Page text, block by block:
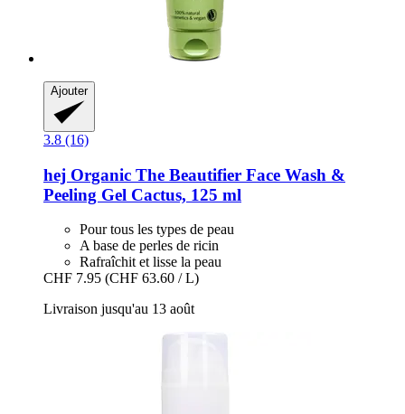
Ajouter
3.8 (16)
hej Organic The Beautifier Face Wash &
Peeling Gel Cactus, 125 ml
Pour tous les types de peau
A base de perles de ricin
Rafraîchit et lisse la peau
CHF 7.95 (CHF 63.60 / L)
Livraison jusqu'au 13 août